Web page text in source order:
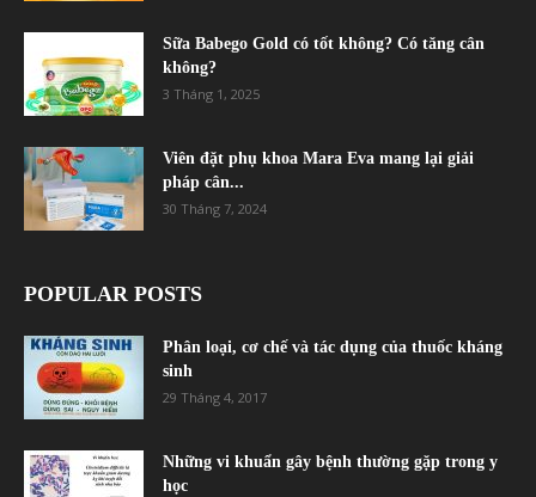
Sữa Babego Gold có tốt không? Có tăng cân
không?
3 Tháng 1, 2025
Viên đặt phụ khoa Mara Eva mang lại giải
pháp cân...
30 Tháng 7, 2024
POPULAR POSTS
Phân loại, cơ chế và tác dụng của thuốc kháng
sinh
29 Tháng 4, 2017
Những vi khuẩn gây bệnh thường gặp trong y
học